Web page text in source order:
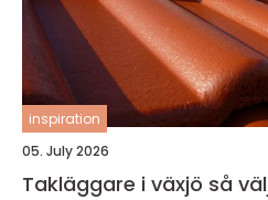
inspiration
05. July 2026
Takläggare i växjö så väljer du rätt och får